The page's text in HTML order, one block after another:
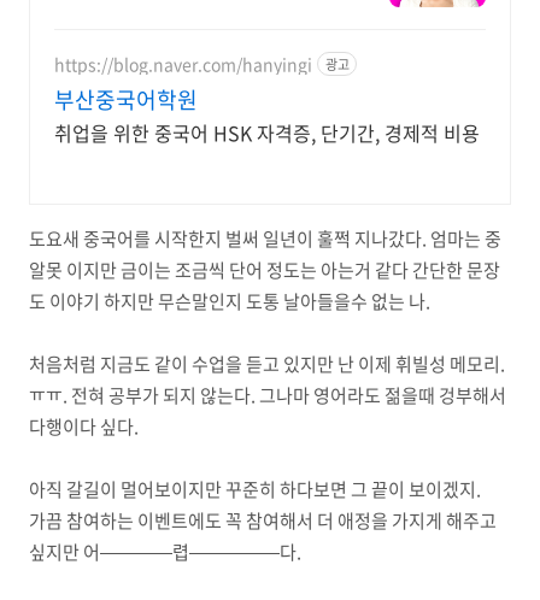
https://blog.naver.com/hanyingi 광고
부산중국어학원
취업을 위한 중국어 HSK 자격증, 단기간, 경제적 비용
도요새 중국어를 시작한지 벌써 일년이 훌쩍 지나갔다. 엄마는 중
알못 이지만 금이는 조금씩 단어 정도는 아는거 같다 간단한 문장
도 이야기 하지만 무슨말인지 도통 날아들을수 없는 나.
처음처럼 지금도 같이 수업을 듣고 있지만 난 이제 휘빌성 메모리.
ㅠㅠ. 전혀 공부가 되지 않는다. 그나마 영어라도 젊을때 겅부해서
다행이다 싶다.
아직 갈길이 멀어보이지만 꾸준히 하다보면 그 끝이 보이겠지.
가끔 참여하는 이벤트에도 꼭 참여해서 더 애정을 가지게 해주고
싶지만 어————렵—————다.